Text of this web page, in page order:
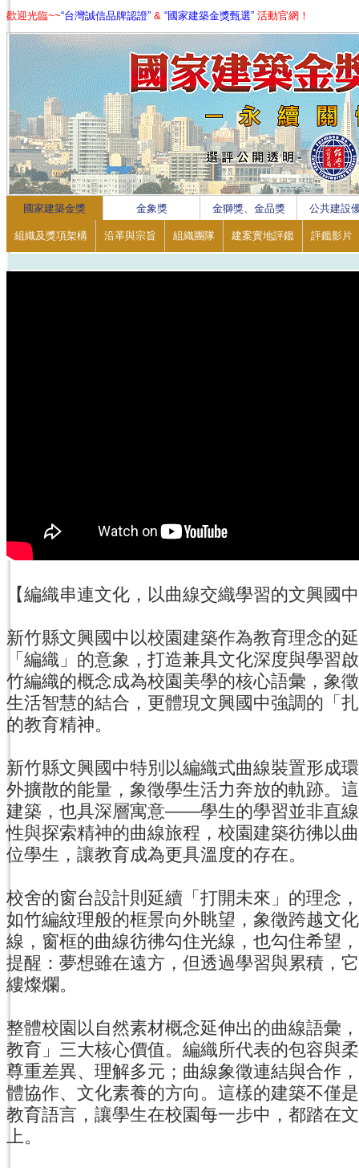
歡迎光臨~~“台灣誠信品牌認證” & “國家建築金獎甄選” 活動官網！
1
2
3
4
國家建築金獎 金象獎 金獅獎、金品獎 公共建設
組織及獎項架構 沿革與宗旨 組織團隊 建案實地評鑑 評鑑影片
【編織串連文化，以曲線交織學習的文興國
新竹縣文興國中以校園建築作為教育理念的
「編織」的意象，打造兼具文化深度與學習
竹編織的概念成為校園美學的核心語彙，象
生活智慧的結合，更體現文興國中強調的「
的教育精神。
新竹縣文興國中特別以編織式曲線裝置形成
外擴散的能量，象徵學生活力奔放的軌跡。
建築，也具深層寓意——學生的學習並非直
性與探索精神的曲線旅程，校園建築彷彿以
位學生，讓教育成為更具溫度的存在。
校舍的窗台設計則延續「打開未來」的理念
如竹編紋理般的框景向外眺望，象徵跨越文
線，窗框的曲線彷彿勾住光線，也勾住希望
提醒：夢想雖在遠方，但透過學習與累積，
縷燦爛。
整體校園以自然素材概念延伸出的曲線語彙
教育」三大核心價值。編織所代表的包容與
尊重差異、理解多元；曲線象徵連結與合作
體協作、文化素養的方向。這樣的建築不僅
教育語言，讓學生在校園每一步中，都踏在
上。